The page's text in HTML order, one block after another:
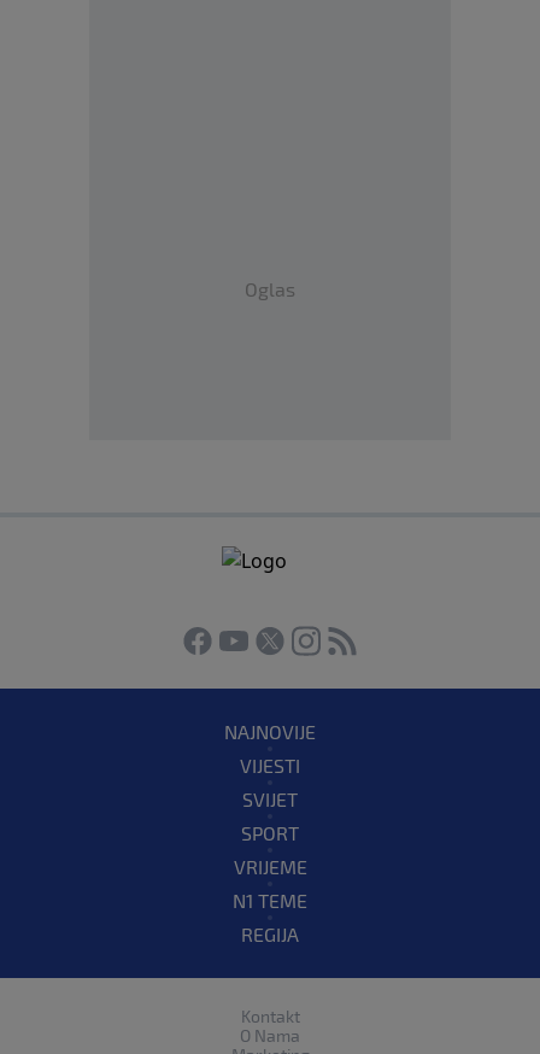
Oglas
NAJNOVIJE
VIJESTI
SVIJET
SPORT
VRIJEME
N1 TEME
REGIJA
Kontakt
O Nama